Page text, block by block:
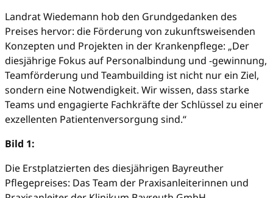
Landrat Wiedemann hob den Grundgedanken des
Preises hervor: die Förderung von zukunftsweisenden
Konzepten und Projekten in der Krankenpflege: „Der
diesjährige Fokus auf Personalbindung und -gewinnung,
Teamförderung und Teambuilding ist nicht nur ein Ziel,
sondern eine Notwendigkeit. Wir wissen, dass starke
Teams und engagierte Fachkräfte der Schlüssel zu einer
exzellenten Patientenversorgung sind.“
Bild 1:
Die Erstplatzierten des diesjährigen Bayreuther
Pflegepreises: Das Team der Praxisanleiterinnen und